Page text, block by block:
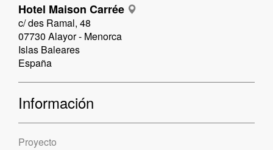
Hotel Maison Carrée
c/ des Ramal, 48
07730 Alayor - Menorca
Islas Baleares
España
Información
Proyecto